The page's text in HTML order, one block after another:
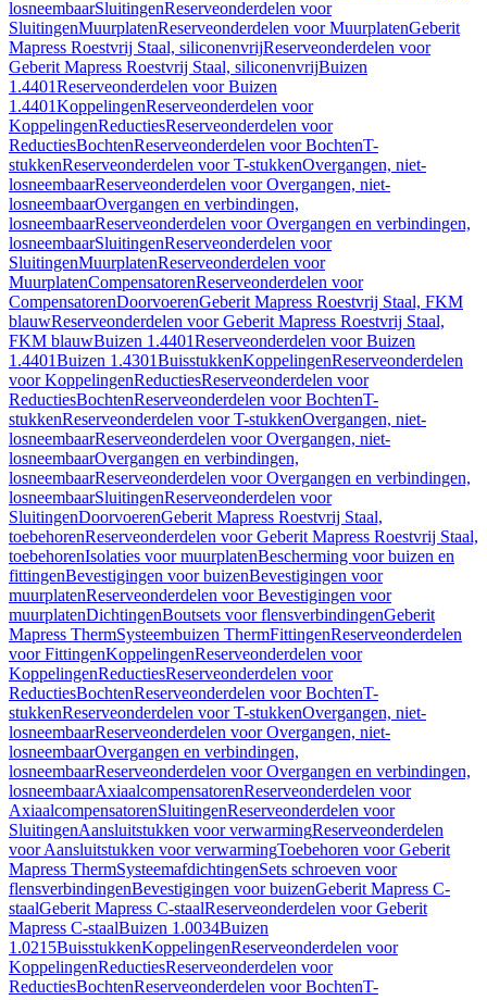
losneembaarSluitingenReserveonderdelen voor
SluitingenMuurplatenReserveonderdelen voor MuurplatenGeberit
Mapress Roestvrij Staal, siliconenvrijReserveonderdelen voor
Geberit Mapress Roestvrij Staal, siliconenvrijBuizen
1.4401Reserveonderdelen voor Buizen
1.4401KoppelingenReserveonderdelen voor
KoppelingenReductiesReserveonderdelen voor
ReductiesBochtenReserveonderdelen voor BochtenT-
stukkenReserveonderdelen voor T-stukkenOvergangen, niet-
losneembaarReserveonderdelen voor Overgangen, niet-
losneembaarOvergangen en verbindingen,
losneembaarReserveonderdelen voor Overgangen en verbindingen,
losneembaarSluitingenReserveonderdelen voor
SluitingenMuurplatenReserveonderdelen voor
MuurplatenCompensatorenReserveonderdelen voor
CompensatorenDoorvoerenGeberit Mapress Roestvrij Staal, FKM
blauwReserveonderdelen voor Geberit Mapress Roestvrij Staal,
FKM blauwBuizen 1.4401Reserveonderdelen voor Buizen
1.4401Buizen 1.4301BuisstukkenKoppelingenReserveonderdelen
voor KoppelingenReductiesReserveonderdelen voor
ReductiesBochtenReserveonderdelen voor BochtenT-
stukkenReserveonderdelen voor T-stukkenOvergangen, niet-
losneembaarReserveonderdelen voor Overgangen, niet-
losneembaarOvergangen en verbindingen,
losneembaarReserveonderdelen voor Overgangen en verbindingen,
losneembaarSluitingenReserveonderdelen voor
SluitingenDoorvoerenGeberit Mapress Roestvrij Staal,
toebehorenReserveonderdelen voor Geberit Mapress Roestvrij Staal,
toebehorenIsolaties voor muurplatenBescherming voor buizen en
fittingenBevestigingen voor buizenBevestigingen voor
muurplatenReserveonderdelen voor Bevestigingen voor
muurplatenDichtingenBoutsets voor flensverbindingenGeberit
Mapress ThermSysteembuizen ThermFittingenReserveonderdelen
voor FittingenKoppelingenReserveonderdelen voor
KoppelingenReductiesReserveonderdelen voor
ReductiesBochtenReserveonderdelen voor BochtenT-
stukkenReserveonderdelen voor T-stukkenOvergangen, niet-
losneembaarReserveonderdelen voor Overgangen, niet-
losneembaarOvergangen en verbindingen,
losneembaarReserveonderdelen voor Overgangen en verbindingen,
losneembaarAxiaalcompensatorenReserveonderdelen voor
AxiaalcompensatorenSluitingenReserveonderdelen voor
SluitingenAansluitstukken voor verwarmingReserveonderdelen
voor Aansluitstukken voor verwarmingToebehoren voor Geberit
Mapress ThermSysteemafdichtingenSets schroeven voor
flensverbindingenBevestigingen voor buizenGeberit Mapress C-
staalGeberit Mapress C-staalReserveonderdelen voor Geberit
Mapress C-staalBuizen 1.0034Buizen
1.0215BuisstukkenKoppelingenReserveonderdelen voor
KoppelingenReductiesReserveonderdelen voor
ReductiesBochtenReserveonderdelen voor BochtenT-